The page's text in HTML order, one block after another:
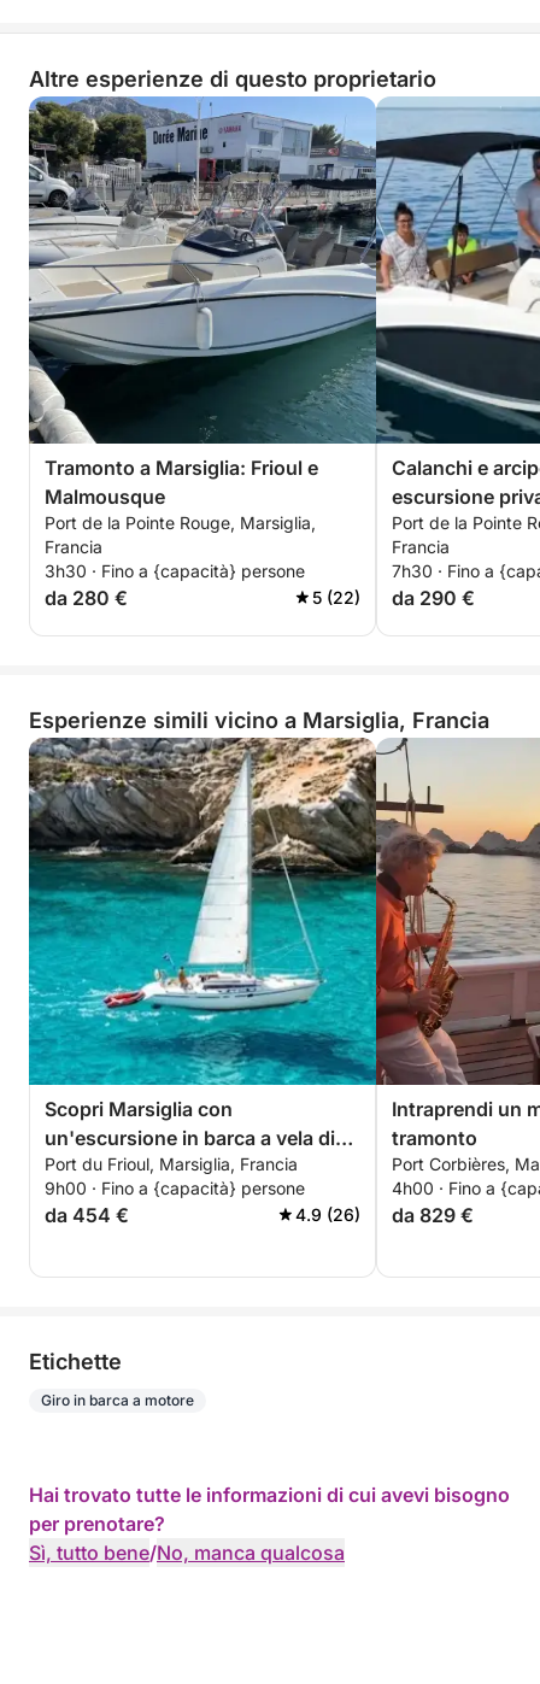
Altre esperienze di questo proprietario
Tramonto a Marsiglia: Frioul e
Malmousque
Port de la Pointe Rouge, Marsiglia,
Francia
3h30 · Fino a {capacità} persone
da 280 € 5 (22)
Calanchi e
escursione
Port de la Pointe
Francia
7h30 · Fino a
da 290 €
Esperienze simili vicino a Marsiglia, Francia
Scopri Marsiglia con
un'escursione in barca a vela di
un'intera giornata.
Port du Frioul, Marsiglia, Francia
9h00 · Fino a {capacità} persone
da 454 € 4.9 (26)
Intraprendi un
tramonto
Port Corbières,
4h00 · Fino a
da 829 €
Etichette
Giro in barca a motore
Hai trovato tutte le informazioni di cui avevi bisogno
per prenotare?
Sì, tutto bene/No, manca qualcosa